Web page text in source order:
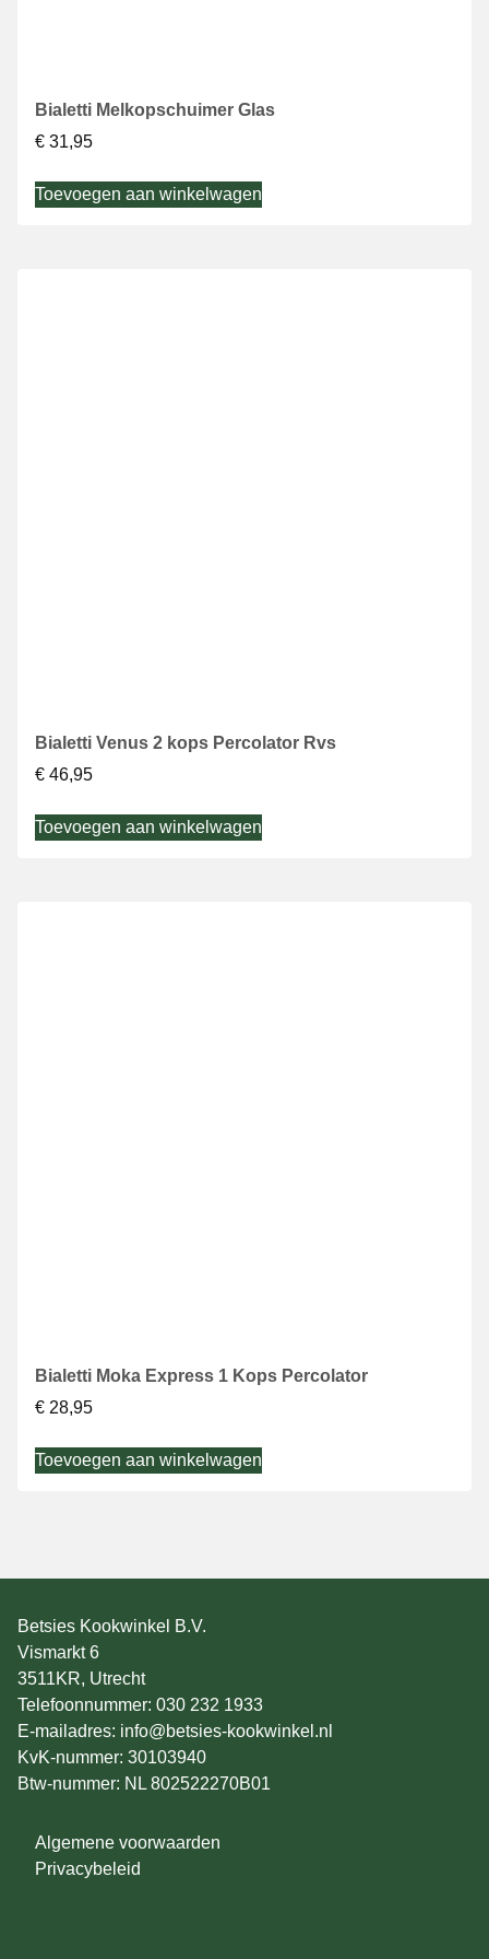
Bialetti Melkopschuimer Glas
€ 31,95
Toevoegen aan winkelwagen
Bialetti Venus 2 kops Percolator Rvs
€ 46,95
Toevoegen aan winkelwagen
Bialetti Moka Express 1 Kops Percolator
€ 28,95
Toevoegen aan winkelwagen
Betsies Kookwinkel B.V.
Vismarkt 6
3511KR, Utrecht
Telefoonnummer: 030 232 1933
E-mailadres: info@betsies-kookwinkel.nl
KvK-nummer: 30103940
Btw-nummer: NL 802522270B01
Algemene voorwaarden
Privacybeleid